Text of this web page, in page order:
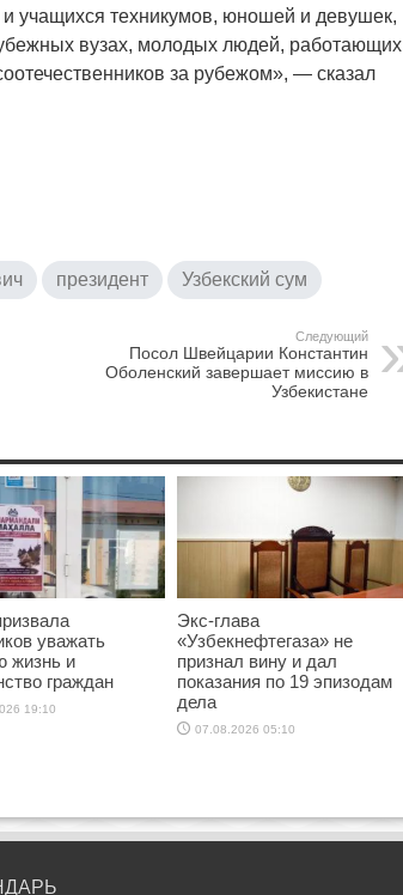
и учащихся техникумов, юношей и девушек,
вузах, молодых людей, работающих
за рубежом», — сказал
президент Узбекский сум
Следующий
Посол Швейцарии Константин
Оболенский завершает миссию в
Узбекистане
уважать
жизнь и
граждан
19:10
Экс-глава
«Узбекнефтегаза» не
признал вину и дал
показания по 19 эпизодам
дела
07.08.2026 05:10